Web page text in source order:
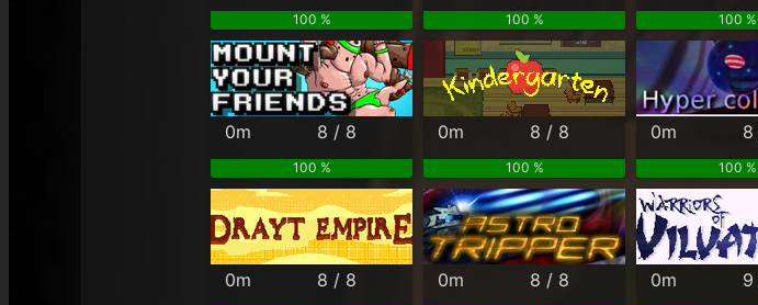
100 % 100 % 100 %
0m 8 / 8
100 %
0m 8 / 8
100 %
0m 8
100 %
0m 8 / 8 0m 8 / 8 0m 9